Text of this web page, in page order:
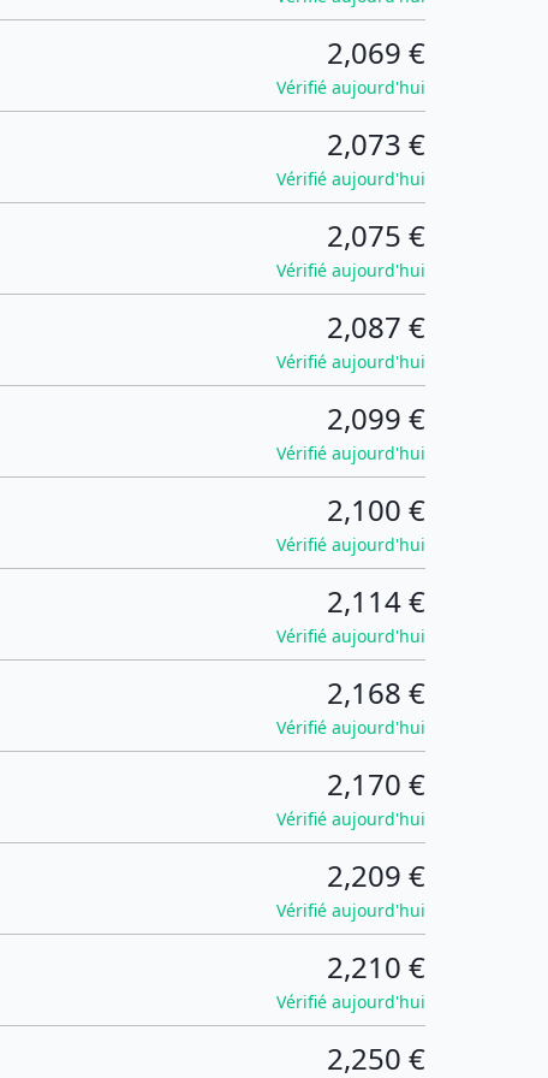
2,069 €
Vérifié aujourd'hui
2,073 €
Vérifié aujourd'hui
2,075 €
Vérifié aujourd'hui
2,087 €
Vérifié aujourd'hui
2,099 €
Vérifié aujourd'hui
2,100 €
Vérifié aujourd'hui
2,114 €
Vérifié aujourd'hui
2,168 €
Vérifié aujourd'hui
2,170 €
Vérifié aujourd'hui
2,209 €
Vérifié aujourd'hui
2,210 €
Vérifié aujourd'hui
2,250 €